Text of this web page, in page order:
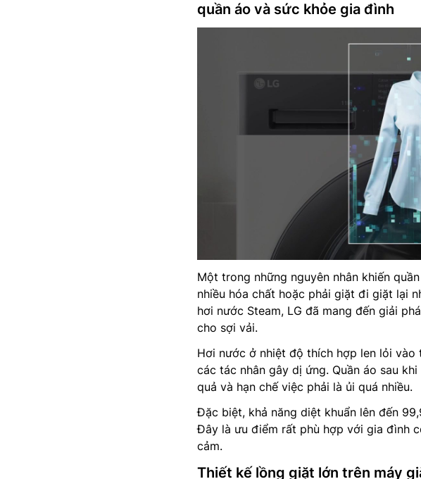
quần áo và sức khỏe gia đình
Một trong những nguyên nhân khiến
nhiều hóa chất hoặc phải giặt đi giặt lại
hơi nước Steam, LG đã mang đến giải
cho sợi vải.
Hơi nước ở nhiệt độ thích hợp len lỏi
các tác nhân gây dị ứng. Quần áo sau
quả và hạn chế việc phải là ủi quá nhiều.
Đặc biệt, khả năng diệt khuẩn lên đến
Đây là ưu điểm rất phù hợp với gia đình
cảm.
Thiết kế lồng giặt lớn trên máy